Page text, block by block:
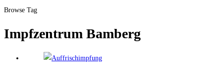
Browse Tag
Impfzentrum Bamberg